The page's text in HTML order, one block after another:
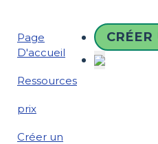
Page
D'accueil
Ressources
prix
Créer un